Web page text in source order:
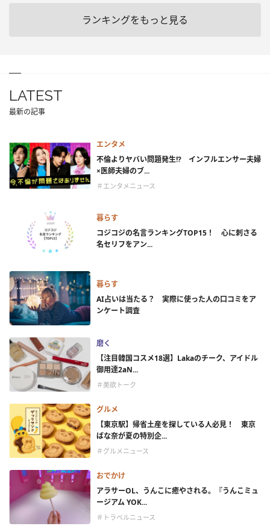
ランキングをもっと見る
LATEST
最新の記事
エンタメ
不倫よりヤバい問題発生!? インフルエンサー夫婦
×医師夫婦のブ...
＃エンタメニュース
暮らす
コジコジの名言ランキングTOP15！ 心に刺さる
名セリフをアン...
暮らす
AI占いは当たる？ 実際に使った人の口コミをア
ンケート調査
磨く
【注目韓国コスメ18選】Lakaのチーク、アイドル
御用達2aN...
＃美欲トーク
グルメ
【東京駅】帰省土産を探している人必見！ 東京
ばな奈が夏の特別企...
＃グルメニュース
おでかけ
アラサーOL、うんこに癒やされる。『うんこミュ
ージアム YOK...
＃トラベルニュース